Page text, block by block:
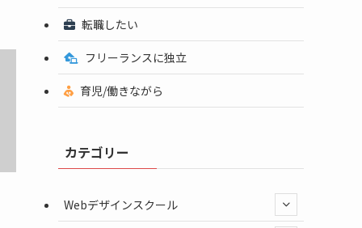
転職したい
フリーランスに独立
育児/働きながら
カテゴリー
Webデザインスクール